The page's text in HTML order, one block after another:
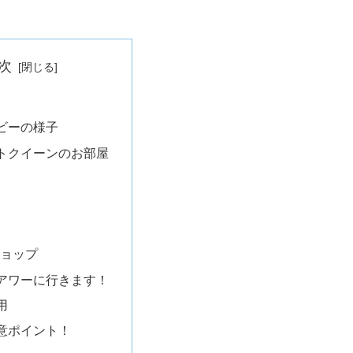
ーの様子
クイーンのお部屋
ップ
ワーに行きます！
ポイント！